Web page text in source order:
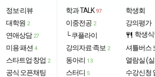
정보·리뷰
대학원 2
연애상담 27
미용·패션 4
스타트업·창업 2
공식 오픈채팅
학과 TALK 97
이중전공 2
└ 쿠플라이
강의자료·족보 2
동아리 13
스터디 5
학생회
강의평가
restaurant 학생
셔틀버스
열람실 (
수강신청